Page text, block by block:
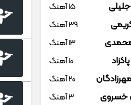
15 آهنگ
39 آهنگ
13 آهنگ
10 آهنگ
20 آهنگ
خسروی 3 آهنگ